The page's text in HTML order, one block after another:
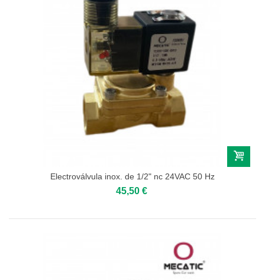
Electroválvula inox. de 1/2" nc 24VAC 50 Hz
45,50 €